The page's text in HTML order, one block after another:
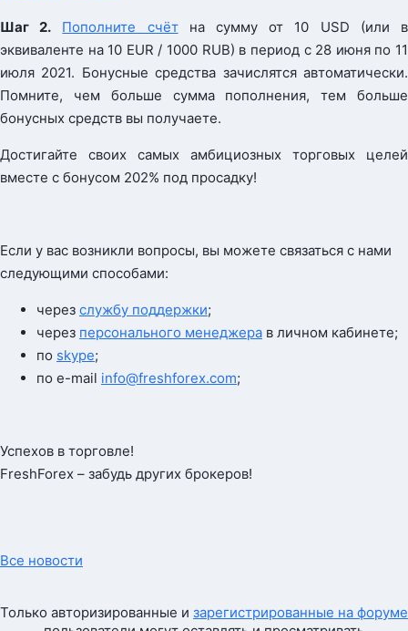
Шаг 2. Пополните счётна сумму от 10 USD (или в
эквиваленте на 10 EUR / 1000 RUB) в период с 28 июня по 11
июля 2021. Бонусные средства зачислятся автоматически.
Помните, чем больше сумма пополнения, тем больше
бонусных средств вы получаете.
Достигайте своих самых амбициозных торговых целей
вместе с бонусом 202% под просадку!
Если у вас возникли вопросы, вы можете связаться с нами
следующими способами:
через службу поддержки;
через персонального менеджера в личном кабинете;
по skype;
по e-mail info@freshforex.com;
Успехов в торговле!
FreshForex – забудь других брокеров!
Все новости
Только авторизированные и зарегистрированные на форуме